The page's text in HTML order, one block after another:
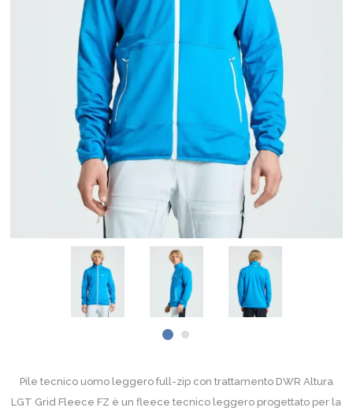
Pile tecnico uomo leggero full-zip con trattamento DWR Altura
LGT Grid Fleece FZ è un fleece tecnico leggero progettato per la